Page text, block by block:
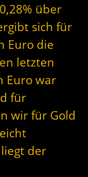
über
sich für
Euro die
letzten
Euro war
für
wir für Gold
liegt der